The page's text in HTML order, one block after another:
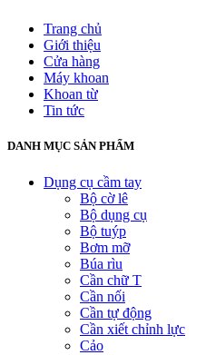
Trang chủ
Giới thiệu
Cửa hàng
Máy khoan
Khoan từ
Tin tức
DANH MỤC SẢN PHẨM
Dụng cụ cầm tay
Bộ cờ lê
Bộ dụng cụ
Bộ tuýp
Bơm mỡ
Búa rìu
Cần chữ T
Cần nối
Cần tự động
Cần xiết chỉnh lực
Cảo